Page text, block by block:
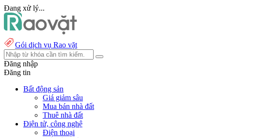
Đang xử lý...
Gói dịch vụ Rao vặt
Đăng nhập
Đăng tin
Bất động sản
Giá giảm sâu
Mua bán nhà đất
Thuê nhà đất
Điện tử, công nghệ
Điện thoại